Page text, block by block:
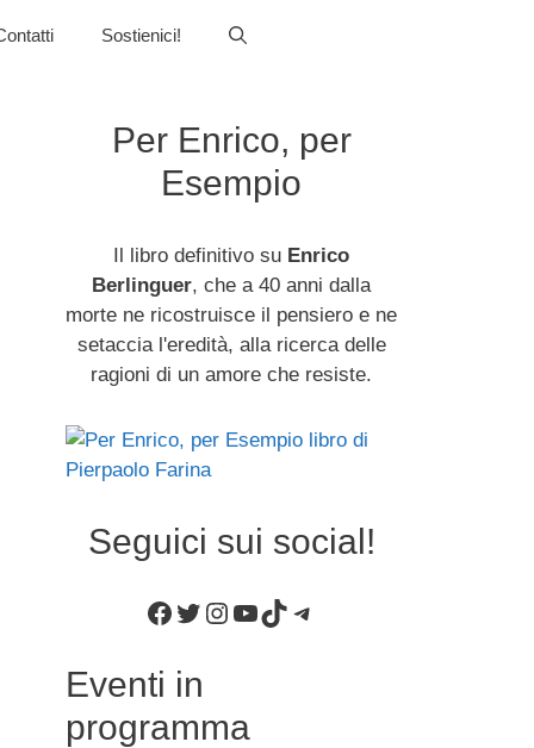
Sostienici!
Per Enrico, per
Esempio
Il libro definitivo su Enrico
Berlinguer, che a 40 anni dalla
morte ne ricostruisce il pensiero e ne
setaccia l'eredità, alla ricerca delle
ragioni di un amore che resiste.
Seguici sui social!
Facebook
Twitter
Instagram
YouTube
TikTokTelegram
Eventi in
programma